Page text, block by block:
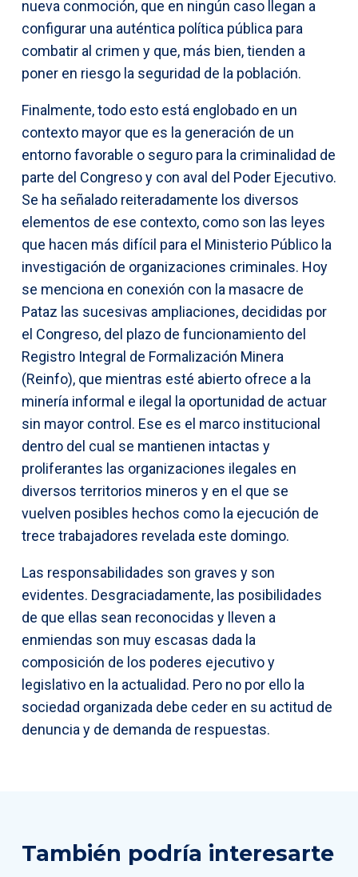
nueva conmoción, que en ningún caso llegan a
configurar una auténtica política pública para
combatir al crimen y que, más bien, tienden a
poner en riesgo la seguridad de la población.
Finalmente, todo esto está englobado en un
contexto mayor que es la generación de un
entorno favorable o seguro para la criminalidad de
parte del Congreso y con aval del Poder Ejecutivo.
Se ha señalado reiteradamente los diversos
elementos de ese contexto, como son las leyes
que hacen más difícil para el Ministerio Público la
investigación de organizaciones criminales. Hoy
se menciona en conexión con la masacre de
Pataz las sucesivas ampliaciones, decididas por
el Congreso, del plazo de funcionamiento del
Registro Integral de Formalización Minera
(Reinfo), que mientras esté abierto ofrece a la
minería informal e ilegal la oportunidad de actuar
sin mayor control. Ese es el marco institucional
dentro del cual se mantienen intactas y
proliferantes las organizaciones ilegales en
diversos territorios mineros y en el que se
vuelven posibles hechos como la ejecución de
trece trabajadores revelada este domingo.
Las responsabilidades son graves y son
evidentes. Desgraciadamente, las posibilidades
de que ellas sean reconocidas y lleven a
enmiendas son muy escasas dada la
composición de los poderes ejecutivo y
legislativo en la actualidad. Pero no por ello la
sociedad organizada debe ceder en su actitud de
denuncia y de demanda de respuestas.
También podría interesarte